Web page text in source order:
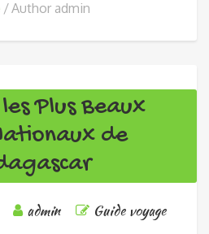
Author admin
Plus Beaux
de
admin Guide voyage